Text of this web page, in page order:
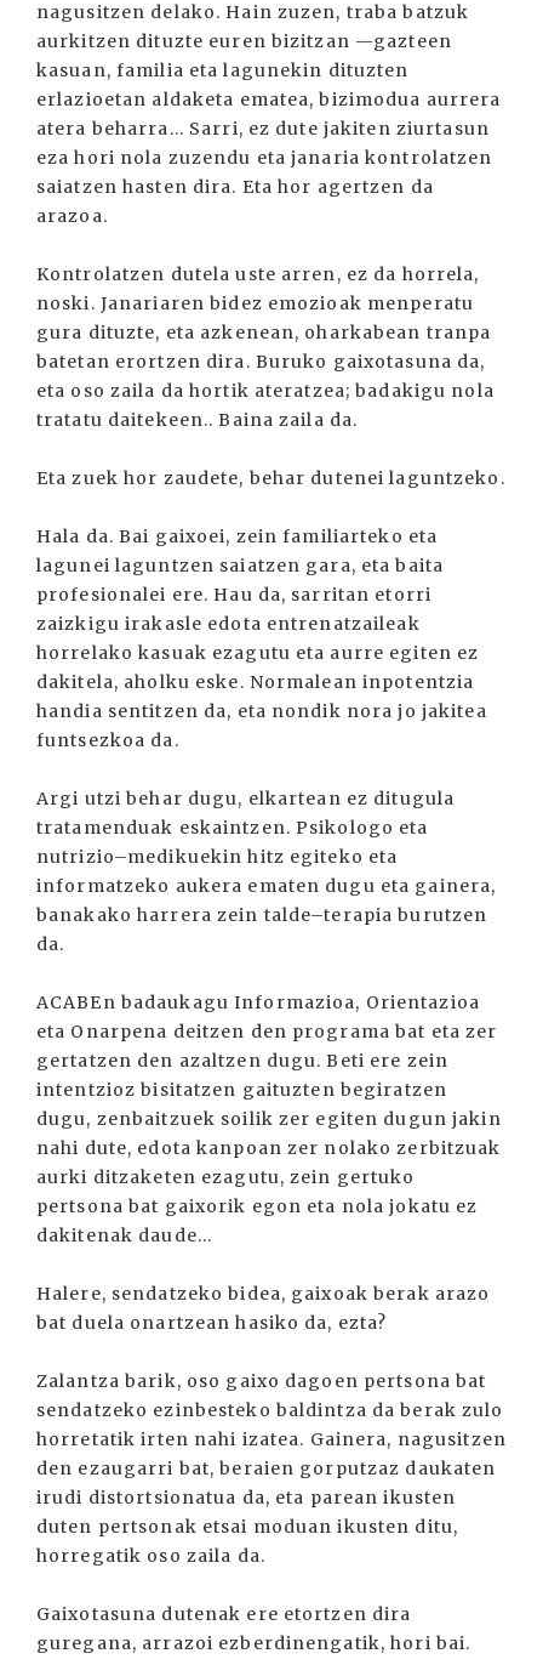
nagusitzen delako. Hain zuzen, traba batzuk
aurkitzen dituzte euren bizitzan —gazteen
kasuan, familia eta lagunekin dituzten
erlazioetan aldaketa ematea, bizimodua aurrera
atera beharra... Sarri, ez dute jakiten ziurtasun
eza hori nola zuzendu eta janaria kontrolatzen
saiatzen hasten dira. Eta hor agertzen da
arazoa.
Kontrolatzen dutela uste arren, ez da horrela,
noski. Janariaren bidez emozioak menperatu
gura dituzte, eta azkenean, oharkabean tranpa
batetan erortzen dira. Buruko gaixotasuna da,
eta oso zaila da hortik ateratzea; badakigu nola
tratatu daitekeen.. Baina zaila da.
Eta zuek hor zaudete, behar dutenei laguntzeko.
Hala da. Bai gaixoei, zein familiarteko eta
lagunei laguntzen saiatzen gara, eta baita
profesionalei ere. Hau da, sarritan etorri
zaizkigu irakasle edota entrenatzaileak
horrelako kasuak ezagutu eta aurre egiten ez
dakitela, aholku eske. Normalean inpotentzia
handia sentitzen da, eta nondik nora jo jakitea
funtsezkoa da.
Argi utzi behar dugu, elkartean ez ditugula
tratamenduak eskaintzen. Psikologo eta
nutrizio–medikuekin hitz egiteko eta
informatzeko aukera ematen dugu eta gainera,
banakako harrera zein talde–terapia burutzen
da.
ACABEn badaukagu Informazioa, Orientazioa
eta Onarpena deitzen den programa bat eta zer
gertatzen den azaltzen dugu. Beti ere zein
intentzioz bisitatzen gaituzten begiratzen
dugu, zenbaitzuek soilik zer egiten dugun jakin
nahi dute, edota kanpoan zer nolako zerbitzuak
aurki ditzaketen ezagutu, zein gertuko
pertsona bat gaixorik egon eta nola jokatu ez
dakitenak daude...
Halere, sendatzeko bidea, gaixoak berak arazo
bat duela onartzean hasiko da, ezta?
Zalantza barik, oso gaixo dagoen pertsona bat
sendatzeko ezinbesteko baldintza da berak zulo
horretatik irten nahi izatea. Gainera, nagusitzen
den ezaugarri bat, beraien gorputzaz daukaten
irudi distortsionatua da, eta parean ikusten
duten pertsonak etsai moduan ikusten ditu,
horregatik oso zaila da.
Gaixotasuna dutenak ere etortzen dira
guregana, arrazoi ezberdinengatik, hori bai.